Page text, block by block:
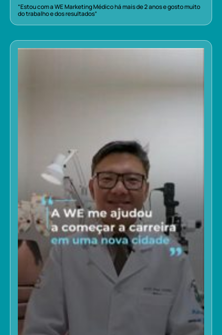
“Estou com a WE Marketing Médico há mais de 2 anos e gosto muito
do trabalho e dos resultados”